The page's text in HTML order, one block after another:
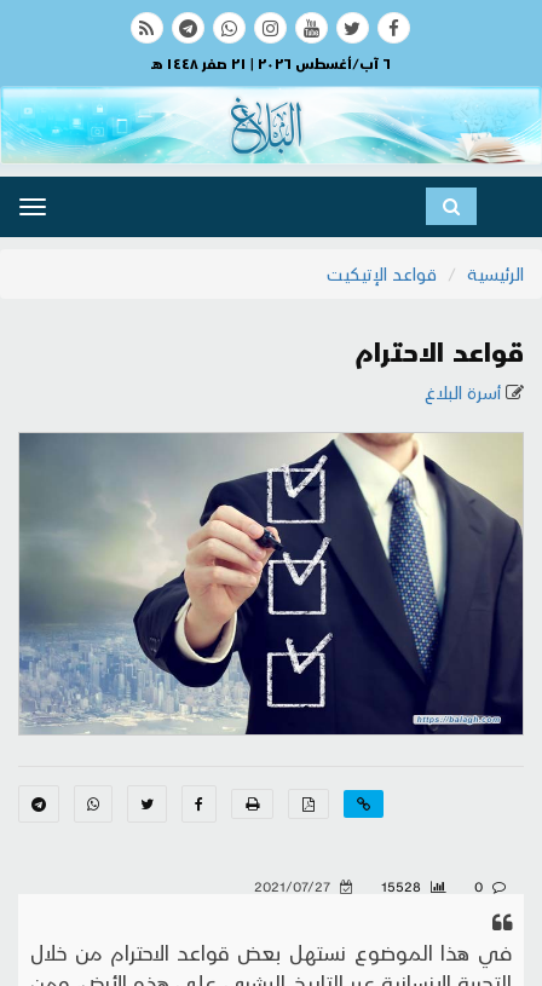
٦ آب/أغسطس ٢٠٢٦ | ٢١ صفر ١٤٤٨ هـ
الرئيسية
قواعد الإتيكيت
قواعد الاحترام
أسرة البلاغ
في هذا الموضوع نستهل بعض قواعد الاحترام من خلال